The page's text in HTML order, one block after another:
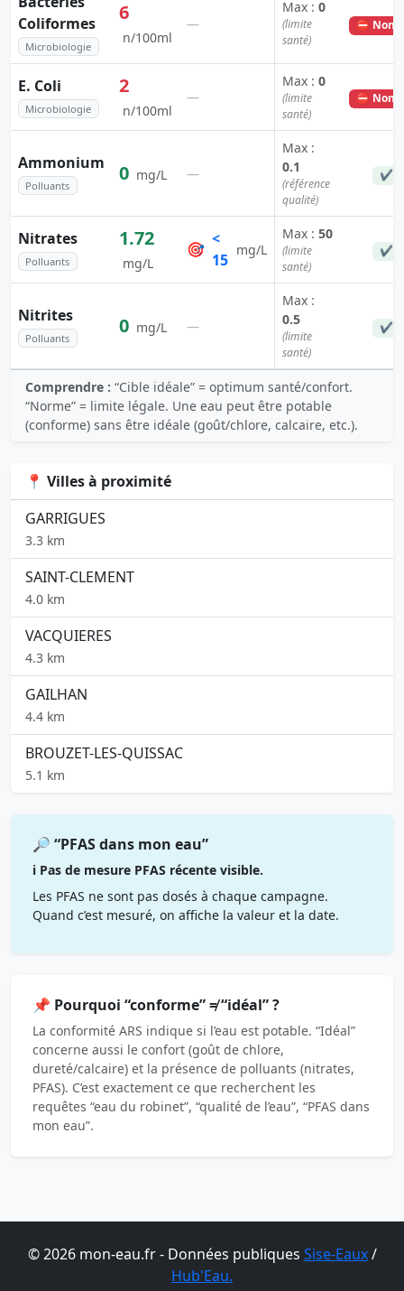
Coliformes
Microbiologie
6
n/100ml
—
Max : 0
(limite
santé)
⛔ Non
E. Coli
Microbiologie
2
n/100ml
—
Max : 0
(limite
santé)
⛔ Non
Ammonium
Polluants
0 mg/L —
Max :
0.1
(référence
qualité)
✔
Nitrates
Polluants
1.72
mg/L
🎯
<
15
mg/L
Max : 50
(limite
santé)
✔
Nitrites
Polluants
0 mg/L —
Max :
0.5
(limite
santé)
✔
Comprendre : “Cible idéale” = optimum santé/confort.
“Norme” = limite légale. Une eau peut être potable
(conforme) sans être idéale (goût/chlore, calcaire, etc.).
📍 Villes à proximité
GARRIGUES
3.3 km
SAINT-CLEMENT
4.0 km
VACQUIERES
4.3 km
GAILHAN
4.4 km
BROUZET-LES-QUISSAC
5.1 km
🔎 “PFAS dans mon eau”
ℹ️ Pas de mesure PFAS récente visible.
Les PFAS ne sont pas dosés à chaque campagne.
Quand c’est mesuré, on affiche la valeur et la date.
📌 Pourquoi “conforme” ≠ “idéal” ?
La conformité ARS indique si l’eau est potable. “Idéal”
concerne aussi le confort (goût de chlore,
dureté/calcaire) et la présence de polluants (nitrates,
PFAS). C’est exactement ce que recherchent les
requêtes “eau du robinet”, “qualité de l’eau”, “PFAS dans
mon eau”.
© 2026 mon-eau.fr - Données publiques Sise-Eaux/
Hub'Eau.